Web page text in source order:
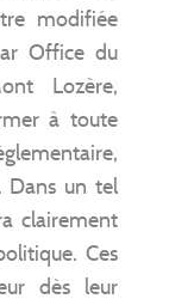
modifiée
Office du
Lozère,
à toute
Dans un tel
clairement
Ces
dès leur